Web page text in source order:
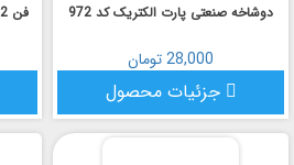
دوشاخه صنعتی پارت الکتریک کد 972
28,000 تومان
جزئیات محصول